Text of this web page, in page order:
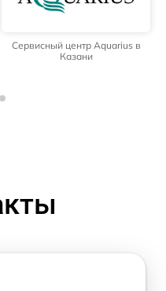
Сервисный центр Aquarius в
Казани